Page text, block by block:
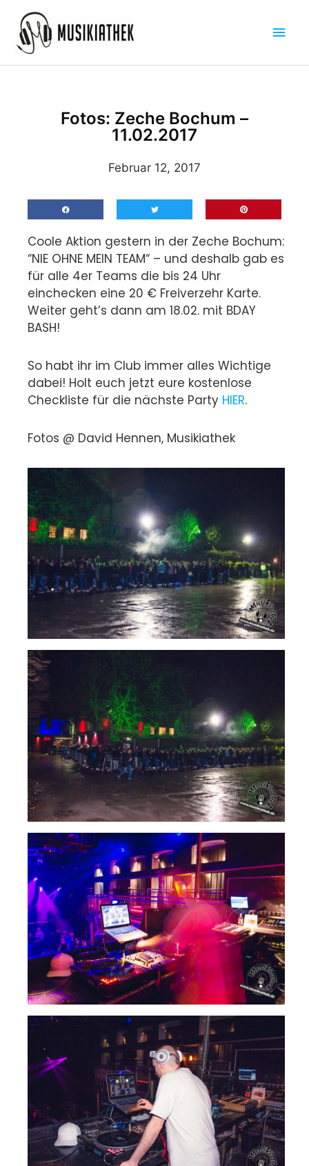
Inhalt
springen
Fotos: Zeche Bochum –
11.02.2017
Februar 12, 2017
Coole Aktion gestern in der Zeche Bochum:
“NIE OHNE MEIN TEAM“ – und deshalb gab es
für alle 4er Teams die bis 24 Uhr
einchecken eine 20 € Freiverzehr Karte.
Weiter geht’s dann am 18.02. mit BDAY
BASH!
So habt ihr im Club immer alles Wichtige
dabei! Holt euch jetzt eure kostenlose
Checkliste für die nächste Party HIER.
Fotos @ David Hennen, Musikiathek